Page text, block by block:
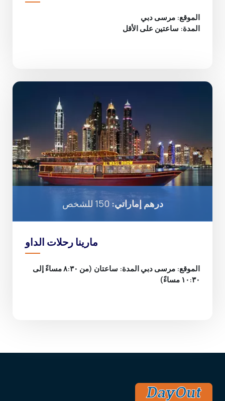
الموقع: مرسى دبي
المدة: ساعتين على الأقل
درهم إماراتي:
مارينا رحلات الداو
الموقع: مرسى دبي المدة: ساعتان (من ٨:٣٠ مساءً إلى
١٠:٣٠ مساءً)